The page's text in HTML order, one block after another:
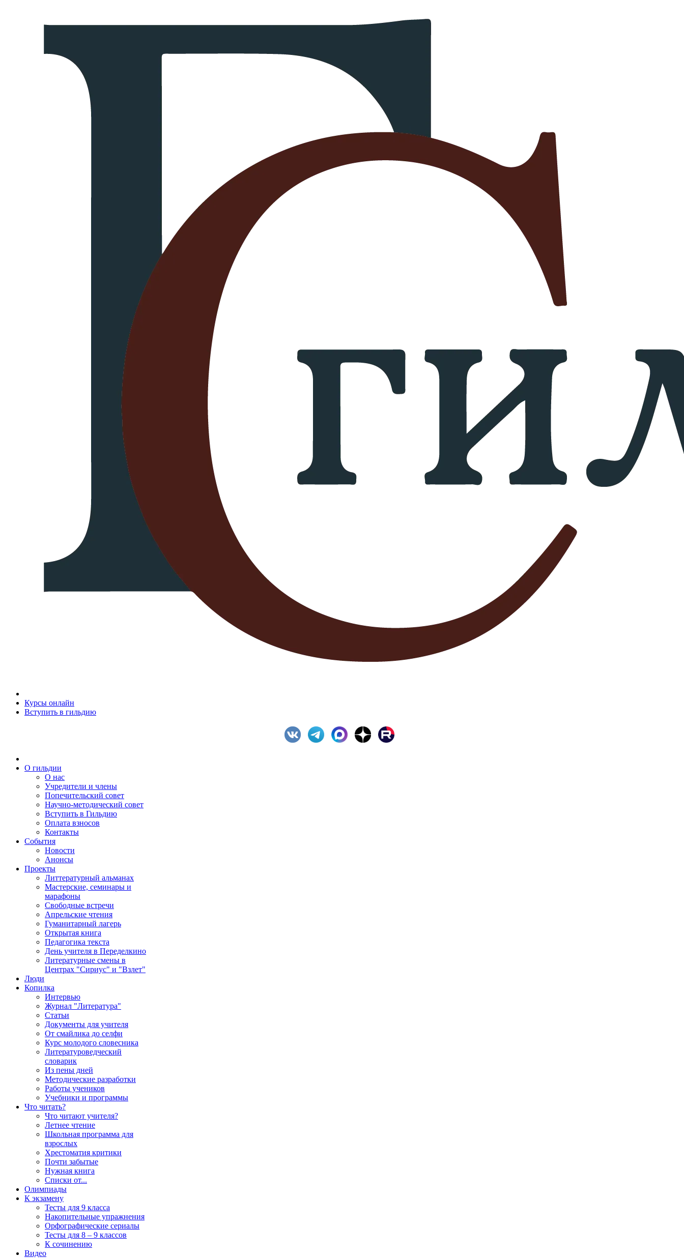
Курсы онлайн
Вступить в гильдию
О гильдии
О нас
Учредители и члены
Попечительский совет
Научно-методический совет
Вступить в Гильдию
Оплата взносов
Контакты
События
Новости
Анонсы
Проекты
Литтературный альманах
Мастерские, семинары и
марафоны
Свободные встречи
Апрельские чтения
Гуманитарный лагерь
Открытая книга
Педагогика текста
День учителя в Переделкино
Литературные смены в
Центрах "Сириус" и "Взлет"
Люди
Копилка
Интервью
Журнал "Литература"
Статьи
Документы для учителя
От смайлика до селфи
Курс молодого словесника
Литературоведческий
словарик
Из пены дней
Методические разработки
Работы учеников
Учебники и программы
Что читать?
Что читают учителя?
Летнее чтение
Школьная программа для
взрослых
Хрестоматия критики
Почти забытые
Нужная книга
Списки от...
Олимпиады
К экзамену
Тесты для 9 класса
Накопительные упражнения
Орфографические сериалы
Тесты для 8 – 9 классов
К сочинению
Видео